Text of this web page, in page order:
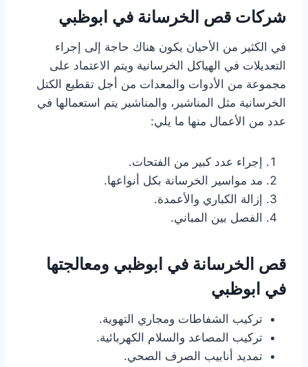
شركات قص الخرسانة في ابوظبي
في الكثير من الأحيان يكون هناك حاجة إلى إجراء
التعديلات في الهياكل الخرسانية ويتم الاعتماد على
مجموعة من الأدوات والمعدات من أجل تقطيع الكتل
الخرسانية مثل المناشير، والمناشير يتم استعمالها في
عدد من الأعمال منها ما يلي:
إجراء عدد كبير من الفتحات.
مد مواسير الخرسانة بكل أنواعها.
إزالة الكباري والأعمدة.
الفصل بين المباني.
قص الخرسانة في ابوظبي ومعالجتها
في ابوظبي
تركيب الشفاطات ومجاري التهوية.
تركيب المصاعد والسلام الكهربائية.
تمديد أنابيب الصرف الصحي.